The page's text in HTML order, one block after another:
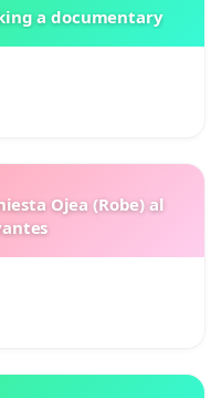
a documentary
Ojea (Robe) al